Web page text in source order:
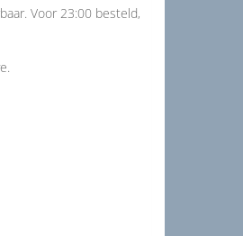
Voor 23:00 besteld,